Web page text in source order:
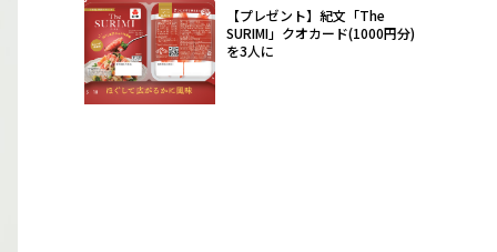
【プレゼント】紀文「The
SURIMI」クオカード(1000円分)
を3人に